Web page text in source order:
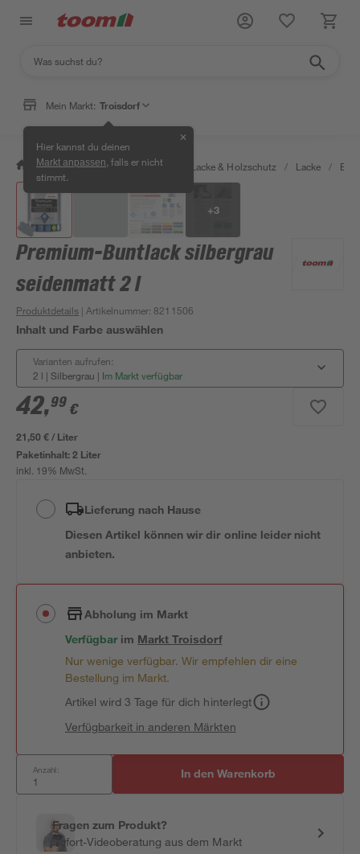
Mein Markt: Troisdorf
Hier kannst du deinen
Markt anpassen , falls er nicht
stimmt.
✕
/ Bauen & Renovieren / Farben, Lacke & Holzschutz / Lacke /
+3
Premium-Buntlack silbergrau
seidenmatt 2 l
Produktdetails | Artikelnummer: 8211506
Inhalt und Farbe auswählen
Varianten aufrufen:
2 l | Silbergrau | Im Markt verfügbar
42,99 €
21,50 € / Liter
Paketinhalt:2 Liter
inkl. 19% MwSt.
Lieferung nach Hause
Diesen Artikel können wir dir online leider nicht
anbieten.
Abholung im Markt
Verfügbar im MarktTroisdorf
Nur wenige verfügbar. Wir empfehlen dir eine
Bestellung im Markt.
Artikel wird 3 Tage für dich hinterlegt
Verfügbarkeit in anderen Märkten
Anzahl: In den Warenkorb
Fragen zum Produkt?
Sofort-Videoberatung aus dem Markt